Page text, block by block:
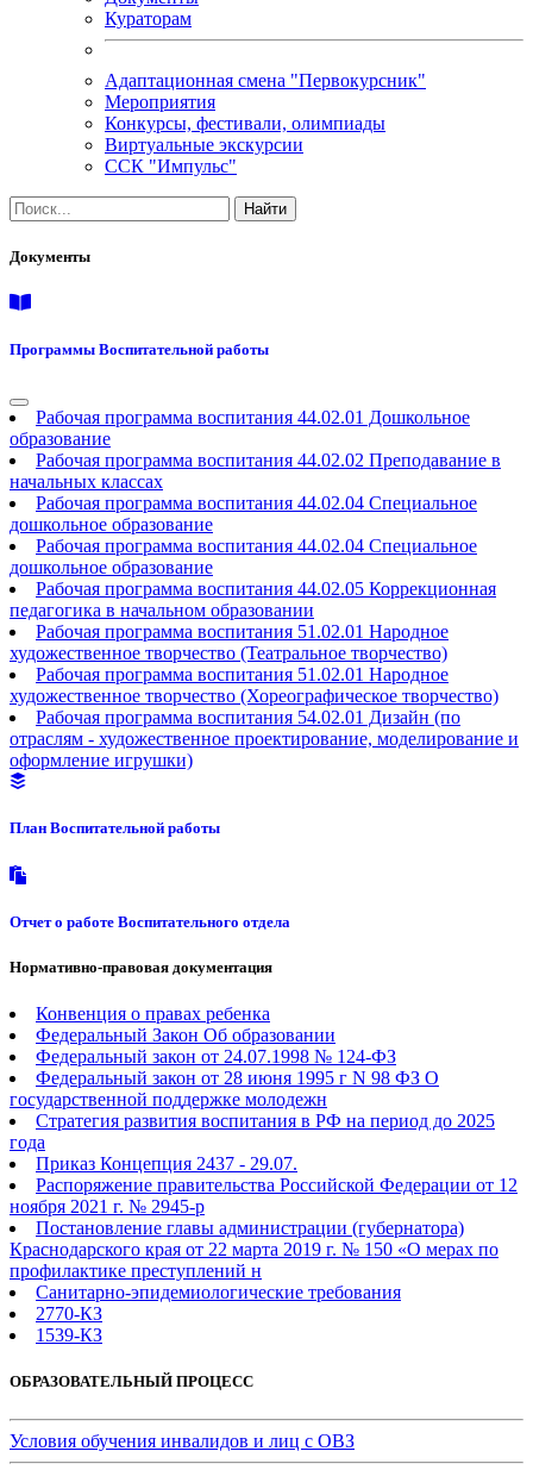
Кураторам
Адаптационная смена "Первокурсник"
Мероприятия
Конкурсы, фестивали, олимпиады
Виртуальные экскурсии
ССК "Импульс"
Документы
Программы Воспитательной работы
Рабочая программа воспитания 44.02.01 Дошкольное
образование
Рабочая программа воспитания 44.02.02 Преподавание в
начальных классах
Рабочая программа воспитания 44.02.04 Специальное
дошкольное образование
Рабочая программа воспитания 44.02.04 Специальное
дошкольное образование
Рабочая программа воспитания 44.02.05 Коррекционная
педагогика в начальном образовании
Рабочая программа воспитания 51.02.01 Народное
художественное творчество (Театральное творчество)
Рабочая программа воспитания 51.02.01 Народное
художественное творчество (Хореографическое творчество)
Рабочая программа воспитания 54.02.01 Дизайн (по
отраслям - художественное проектирование, моделирование и
оформление игрушки)
План Воспитательной работы
Отчет о работе Воспитательного отдела
Нормативно-правовая документация
Конвенция о правах ребенка
Федеральный Закон Об образовании
Федеральный закон от 24.07.1998 № 124-ФЗ
Федеральный закон от 28 июня 1995 г N 98 ФЗ О
государственной поддержке молодежн
Стратегия развития воспитания в РФ на период до 2025
года
Приказ Концепция 2437 - 29.07.
Распоряжение правительства Российской Федерации от 12
ноября 2021 г. № 2945-р
Постановление главы администрации (губернатора)
Краснодарского края от 22 марта 2019 г. № 150 «О мерах по
профилактике преступлений н
Санитарно-эпидемиологические требования
2770-КЗ
1539-КЗ
ОБРАЗОВАТЕЛЬНЫЙ ПРОЦЕСС
Условия обучения инвалидов и лиц с ОВЗ